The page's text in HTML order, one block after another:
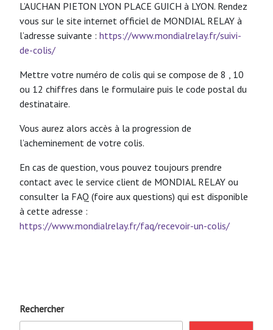
L’AUCHAN PIETON LYON PLACE GUICH à LYON. Rendez
vous sur le site internet officiel de MONDIAL RELAY à
l’adresse suivante : https://www.mondialrelay.fr/suivi-
de-colis/
Mettre votre numéro de colis qui se compose de 8 , 10
ou 12 chiffres dans le formulaire puis le code postal du
destinataire.
Vous aurez alors accès à la progression de
l’acheminement de votre colis.
En cas de question, vous pouvez toujours prendre
contact avec le service client de MONDIAL RELAY ou
consulter la FAQ (foire aux questions) qui est disponible
à cette adresse :
https://www.mondialrelay.fr/faq/recevoir-un-colis/
Rechercher